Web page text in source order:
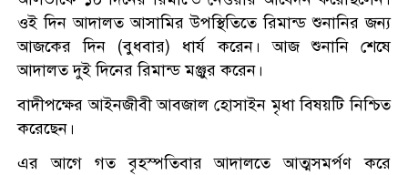
ওই দিন আদালত আসামির উপস্থিতিতে রিমান্ড শুনানির জন্য
আজকের দিন (বুধবার) ধার্য করেন। আজ শুনানি শেষে
আদালত দুই দিনের রিমান্ড মঞ্জুর করেন।
বাদীপক্ষের আইনজীবী আবজাল হোসাইন মৃধা বিষয়টি নিশ্চিত
করেছেন।
এর আগে গত বৃহস্পতিবার আদালতে আত্মসমর্পণ করে